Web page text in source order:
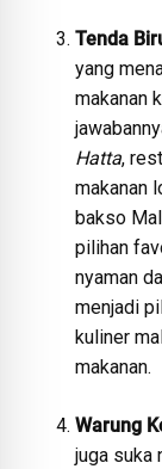
Tenda
yang
makanan
Hatta,
makanan
bakso
pilihan
nyaman
menjadi
kuliner
makanan.
Warung
juga suka